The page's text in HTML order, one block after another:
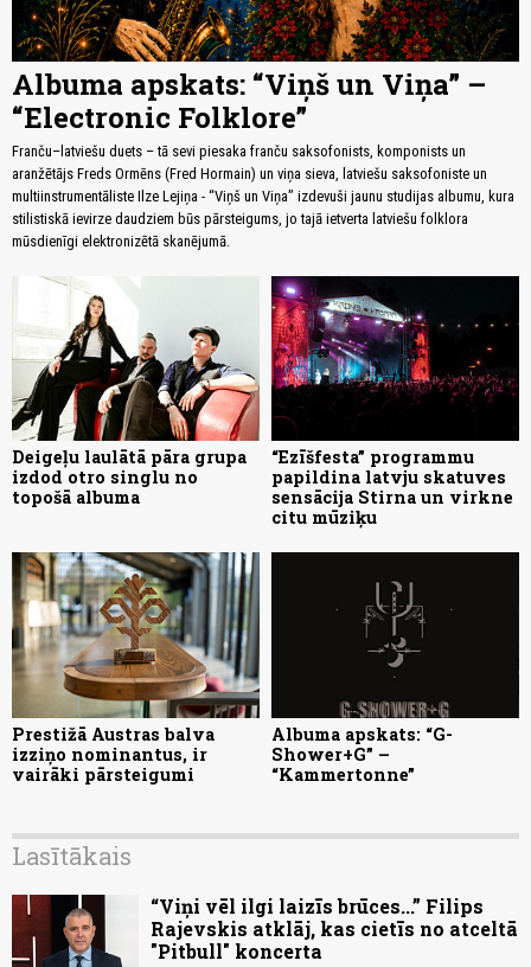
Albuma apskats: “Viņš un Viņa” –
“Electronic Folklore”
Franču–latviešu duets – tā sevi piesaka franču saksofonists, komponists un
aranžētājs Freds Ormēns (Fred Hormain) un viņa sieva, latviešu saksofoniste un
multiinstrumentāliste Ilze Lejiņa - “Viņš un Viņa” izdevuši jaunu studijas albumu, kura
stilistiskā ievirze daudziem būs pārsteigums, jo tajā ietverta latviešu folklora
mūsdienīgi elektronizētā skanējumā.
Deigeļu laulātā pāra grupa
izdod otro singlu no
topošā albuma
“Ezīšfesta” programmu
papildina latvju skatuves
sensācija Stirna un virkne
citu mūziķu
Prestižā Austras balva
izziņo nominantus, ir
vairāki pārsteigumi
Albuma apskats: “G-
Shower+G” –
“Kammertonne”
Lasītākais
“Viņi vēl ilgi laizīs brūces...” Filips
Rajevskis atklāj, kas cietīs no atceltā
"Pitbull" koncerta